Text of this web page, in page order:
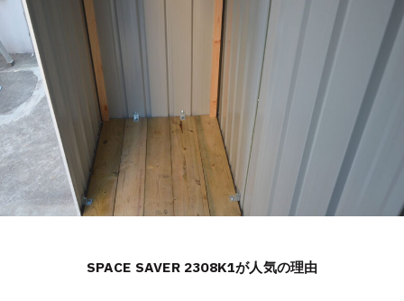
SPACE SAVER 2308K1が人気の理由